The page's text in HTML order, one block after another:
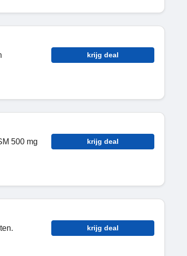
krijg deal
500 mg
krijg deal
krijg deal